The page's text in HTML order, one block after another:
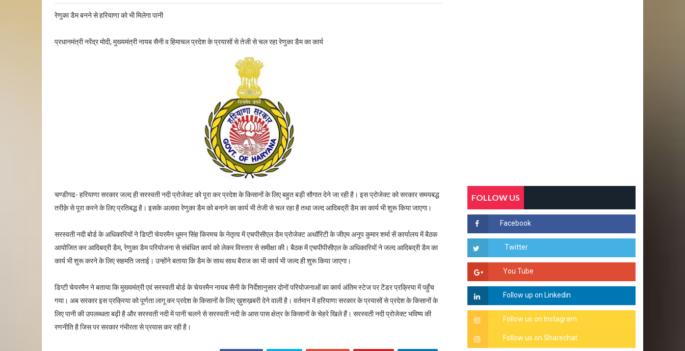
रेणुका डैम बनने से हरियाणा को भी मिलेगा पानी
प्रधानमंत्री नरेंद्र मोदी, मुख्यमंत्री नायब सैनी व हिमाचल प्रदेश के प्रयासों से तेजी से चल रहा रेणुका डैम का कार्य
चण्डीगढ- हरियाणा सरकार जल्द ही सरस्वती नदी प्रोजेक्ट को पूरा कर प्रदेश के किसानों के लिए बहुत बड़ी सौगात देने जा रही है। इस प्रोजेक्ट को सरकार समयबद्ध
तरीक़े से पूरा करने के लिए प्रतिबद्ध है। इसके अलावा रेणुका डैम को बनाने का कार्य भी तेजी से चल रहा है तथा जल्द आदिबद्री डैम का कार्य भी शुरू किया जाएगा।
सरस्वती नदी बोर्ड के अधिकारियों ने डिप्टी चेयरमैन धूमन सिंह किरमच के नेतृत्व में एचपीसीएल डैम प्रोजेक्ट अथॉरिटी के जीएम अनूप कुमार शर्मा सें कार्यालय में बैठक
आयोजित कर आदिबद्री डैम, रेणुका डैम परियोजना से संबंधित कार्य को लेकर विस्तार से समीक्षा की। बैठक में एचपीपीसीएल के अधिकारियों ने जल्द आदिबद्री डैम का
कार्य भी शुरू करने के लिए सहमति जताई। उन्होंने बताया कि डैम के साथ साथ बैराज का भी कार्य भी जल्द ही शुरू किया जाएगा।
डिप्टी चेयरमैन ने बताया कि मुख्यमंत्री एवं सरस्वती बोर्ड के चेयरमैन नायब सैनी के निर्देशानुसार दोनों परियोजनाओं का कार्य अंतिम स्टेज पर टेंडर प्रक्रिया में पहुँच
गया। अब सरकार इस प्रक्रिया को पूर्णता लागू कर प्रदेश के किसानों के लिए ख़ुशख़बरी देने वाली है। वर्तमान में हरियाणा सरकार के प्रयासों से प्रदेश के किसानों के
लिए पानी की उपलब्धता बढ़ी है और सरस्वती नदी में पानी चलने से सरस्वती नदी के आस पास क्षेत्र के किसानों के चेहरे खिले हैं। सरस्वती नदी प्रोजेक्ट भविष्य की
रणनीति है जिस पर सरकार गंभीरता से प्रयास कर रही है।
FOLLOW US